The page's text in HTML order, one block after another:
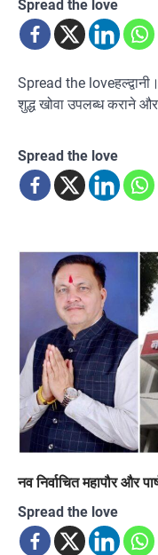
Spread the love
Spread the
शुद्ध खोवा उपलब्ध कराने
Spread the love
नव निर्वाचित महापौर और
Spread the love